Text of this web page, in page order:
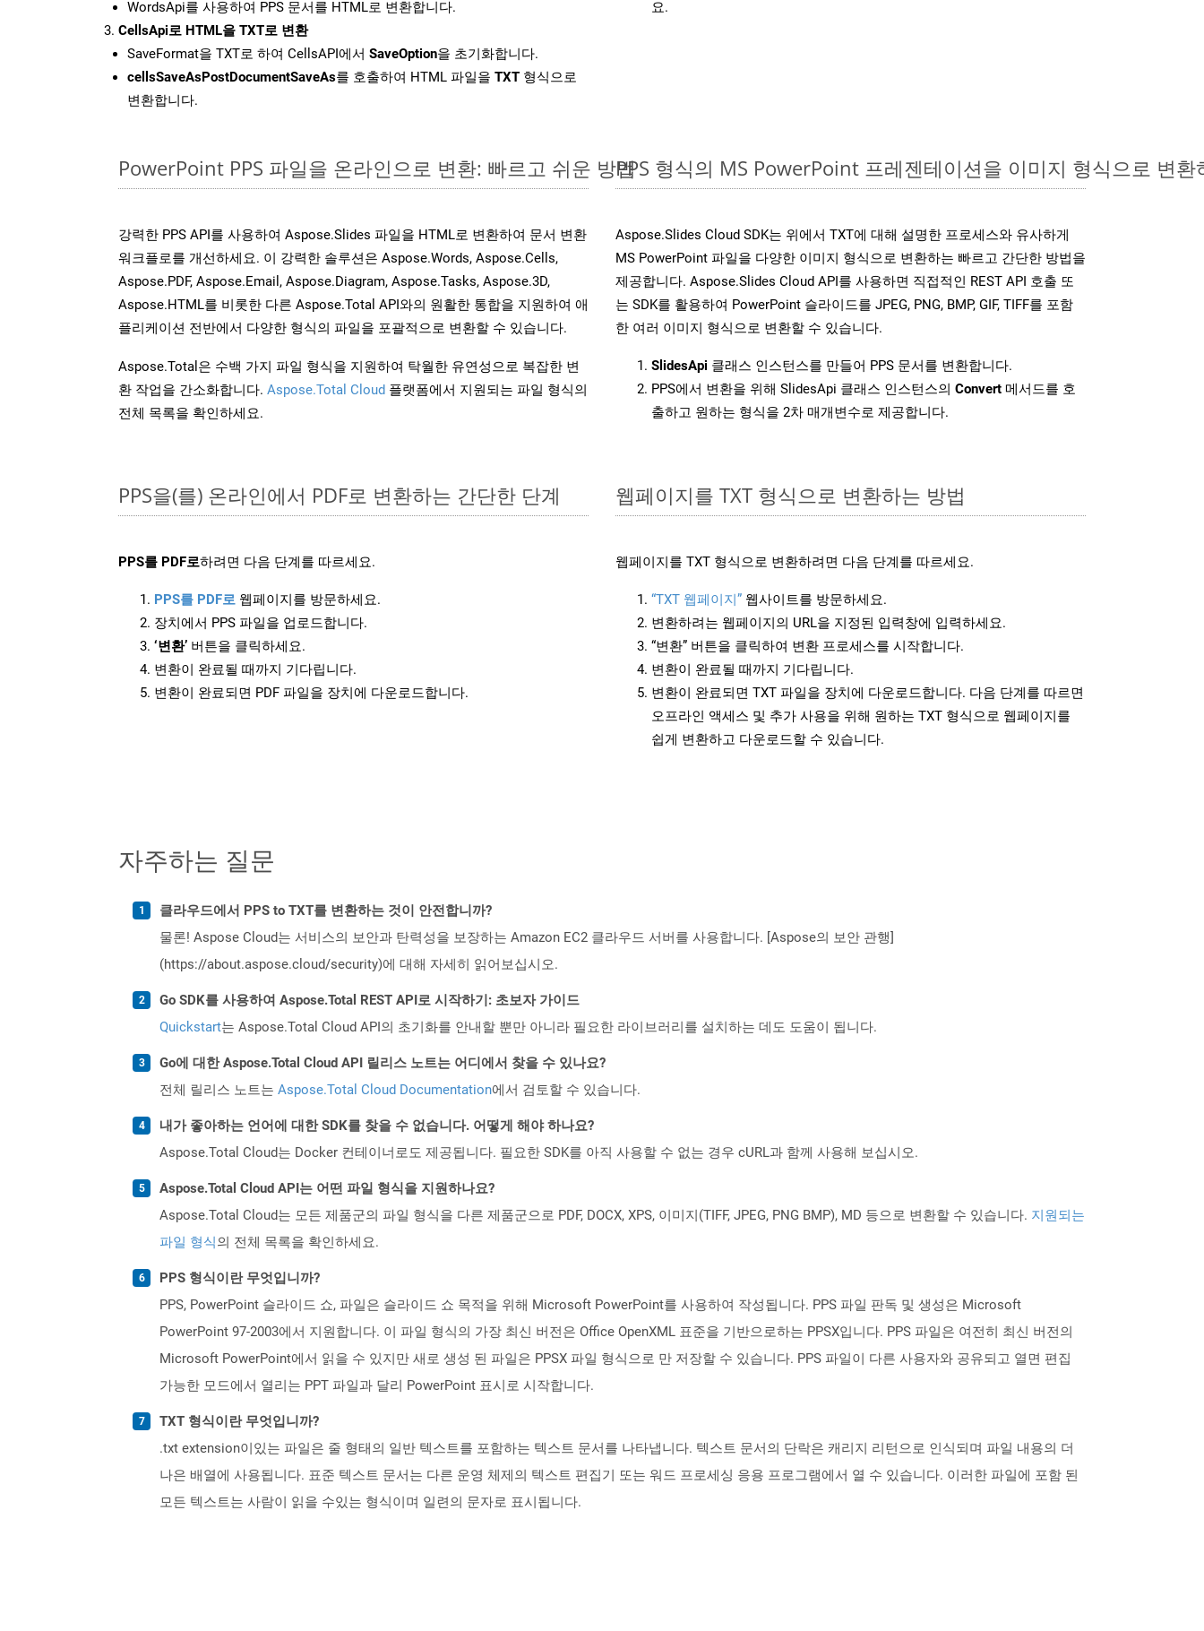
WordsApi를 사용하여 PPS 문서를 HTML로 변환합니다.
CellsApi로 HTML을 TXT로 변환
SaveFormat을 TXT로 하여 CellsAPI에서 SaveOption을 초기화합니다.
cellsSaveAsPostDocumentSaveAs를 호출하여 HTML 파일을 TXT 형식으로
변환합니다.
요.
PowerPoint PPS 파일을 온라인으로 변환: 빠르고 쉬운 방법
강력한 PPS API를 사용하여 Aspose.Slides 파일을 HTML로 변환하여 문서 변환
워크플로를 개선하세요. 이 강력한 솔루션은 Aspose.Words, Aspose.Cells,
Aspose.PDF, Aspose.Email, Aspose.Diagram, Aspose.Tasks, Aspose.3D,
Aspose.HTML를 비롯한 다른 Aspose.Total API와의 원활한 통합을 지원하여 애
플리케이션 전반에서 다양한 형식의 파일을 포괄적으로 변환할 수 있습니다.
Aspose.Total은 수백 가지 파일 형식을 지원하여 탁월한 유연성으로 복잡한 변
환 작업을 간소화합니다. Aspose.Total Cloud 플랫폼에서 지원되는 파일 형식의
전체 목록을 확인하세요.
PPS 형식의 MS PowerPoint 프레젠테이션을 이미지 형식으로 변
Aspose.Slides Cloud SDK는 위에서 TXT에 대해 설명한 프로세스와 유사하게
MS PowerPoint 파일을 다양한 이미지 형식으로 변환하는 빠르고 간단한 방법을
제공합니다. Aspose.Slides Cloud API를 사용하면 직접적인 REST API 호출 또
는 SDK를 활용하여 PowerPoint 슬라이드를 JPEG, PNG, BMP, GIF, TIFF를 포함
한 여러 이미지 형식으로 변환할 수 있습니다.
SlidesApi 클래스 인스턴스를 만들어 PPS 문서를 변환합니다.
PPS에서 변환을 위해 SlidesApi 클래스 인스턴스의 Convert 메서드를 호
출하고 원하는 형식을 2차 매개변수로 제공합니다.
PPS을(를) 온라인에서 PDF로 변환하는 간단한 단계
PPS를 PDF로하려면 다음 단계를 따르세요.
PPS를 PDF로 웹페이지를 방문하세요.
장치에서 PPS 파일을 업로드합니다.
‘변환’ 버튼을 클릭하세요.
변환이 완료될 때까지 기다립니다.
변환이 완료되면 PDF 파일을 장치에 다운로드합니다.
웹페이지를 TXT 형식으로 변환하는 방법
웹페이지를 TXT 형식으로 변환하려면 다음 단계를 따르세요.
“TXT 웹페이지” 웹사이트를 방문하세요.
변환하려는 웹페이지의 URL을 지정된 입력창에 입력하세요.
“변환” 버튼을 클릭하여 변환 프로세스를 시작합니다.
변환이 완료될 때까지 기다립니다.
변환이 완료되면 TXT 파일을 장치에 다운로드합니다. 다음 단계를 따르면
오프라인 액세스 및 추가 사용을 위해 원하는 TXT 형식으로 웹페이지를
쉽게 변환하고 다운로드할 수 있습니다.
자주하는 질문
클라우드에서 PPS to TXT를 변환하는 것이 안전합니까?
물론! Aspose Cloud는 서비스의 보안과 탄력성을 보장하는 Amazon EC2 클라우드 서버를 사용합니다. [Aspose의 보안 관행]
(https://about.aspose.cloud/security)에 대해 자세히 읽어보십시오.
Go SDK를 사용하여 Aspose.Total REST API로 시작하기: 초보자 가이드
Quickstart는 Aspose.Total Cloud API의 초기화를 안내할 뿐만 아니라 필요한 라이브러리를 설치하는 데도 도움이 됩니다.
Go에 대한 Aspose.Total Cloud API 릴리스 노트는 어디에서 찾을 수 있나요?
전체 릴리스 노트는 Aspose.Total Cloud Documentation에서 검토할 수 있습니다.
내가 좋아하는 언어에 대한 SDK를 찾을 수 없습니다. 어떻게 해야 하나요?
Aspose.Total Cloud는 Docker 컨테이너로도 제공됩니다. 필요한 SDK를 아직 사용할 수 없는 경우 cURL과 함께 사용해 보십시오.
Aspose.Total Cloud API는 어떤 파일 형식을 지원하나요?
Aspose.Total Cloud는 모든 제품군의 파일 형식을 다른 제품군으로 PDF, DOCX, XPS, 이미지(TIFF, JPEG, PNG BMP), MD 등으로 변환할 수 있습니다. 지원되는
파일 형식의 전체 목록을 확인하세요.
PPS 형식이란 무엇입니까?
PPS, PowerPoint 슬라이드 쇼, 파일은 슬라이드 쇼 목적을 위해 Microsoft PowerPoint를 사용하여 작성됩니다. PPS 파일 판독 및 생성은 Microsoft
PowerPoint 97-2003에서 지원합니다. 이 파일 형식의 가장 최신 버전은 Office OpenXML 표준을 기반으로하는 PPSX입니다. PPS 파일은 여전히 ​​최신 버전의
Microsoft PowerPoint에서 읽을 수 있지만 새로 생성 된 파일은 PPSX 파일 형식으로 만 저장할 수 있습니다. PPS 파일이 다른 사용자와 공유되고 열면 편집
가능한 모드에서 열리는 PPT 파일과 달리 PowerPoint 표시로 시작합니다.
TXT 형식이란 무엇입니까?
.txt extension이있는 파일은 줄 형태의 일반 텍스트를 포함하는 텍스트 문서를 나타냅니다. 텍스트 문서의 단락은 캐리지 리턴으로 인식되며 파일 내용의 더
나은 배열에 사용됩니다. 표준 텍스트 문서는 다른 운영 체제의 텍스트 편집기 또는 워드 프로세싱 응용 프로그램에서 열 수 있습니다. 이러한 파일에 포함 된
모든 텍스트는 사람이 읽을 수있는 형식이며 일련의 문자로 표시됩니다.